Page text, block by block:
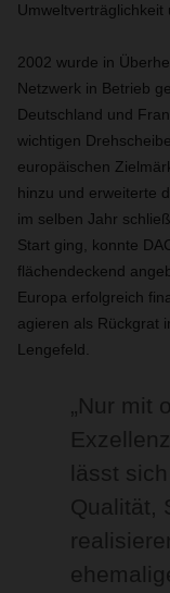
Umweltverträglichkeit
2002 wurde in
Netzwerk in Betrieb
Deutschland und
wichtigen
europäischen
hinzu und erweiterte
im selben Jahr
Start ging, konnte
flächendeckend
Europa erfolgreich
agieren als Rückgrat
Lengefeld.
„Nur mit
lässt
Qualität,